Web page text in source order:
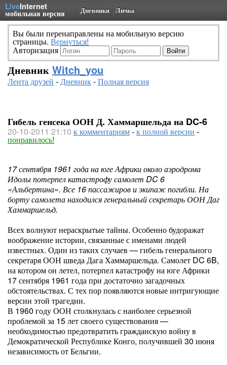
LiveInternet
мобильная версия Дневники Личка
Вы были перенаправлены на мобильную версию
страницы. Вернуться!
Авторизация
Дневник Witch_you
Лента друзей -Дневник-Полная версия
Гибель генсека ООН Д. Хаммаршельда на DC-6
20-10-2011 21:10 к комментариям-к полной версии -
понравилось!
17 сентября 1961 года на юге Африки около аэродрома
Идолы потерпел катастрофу самолет DC 6
«Альбертина». Все 16 пассажиров и экипаж погибли. На
борту самолета находился генеральный секретарь ООН Даг
Хаммаршельд.
Всех волнуют нераскрытые тайны. Особенно будоражат
воображение истории, связанные с именами людей
известных. Один из таких случаев — гибель генерального
секретаря ООН шведа Дага Хаммаршельда. Самолет DC 6B,
на котором он летел, потерпел катастрофу на юге Африки
17 сентября 1961 года при достаточно загадочных
обстоятельствах. С тех пор появляются новые интригующие
версии этой трагедии.
В 1960 году ООН столкнулась с наиболее серьезной
проблемой за 15 лет своего существования —
необходимостью предотвратить гражданскую войну в
Демократической Республике Конго, получившей 30 июня
независимость от Бельгии.